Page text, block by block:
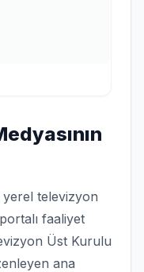
televizyon
faaliyet
Üst Kurulu
ana